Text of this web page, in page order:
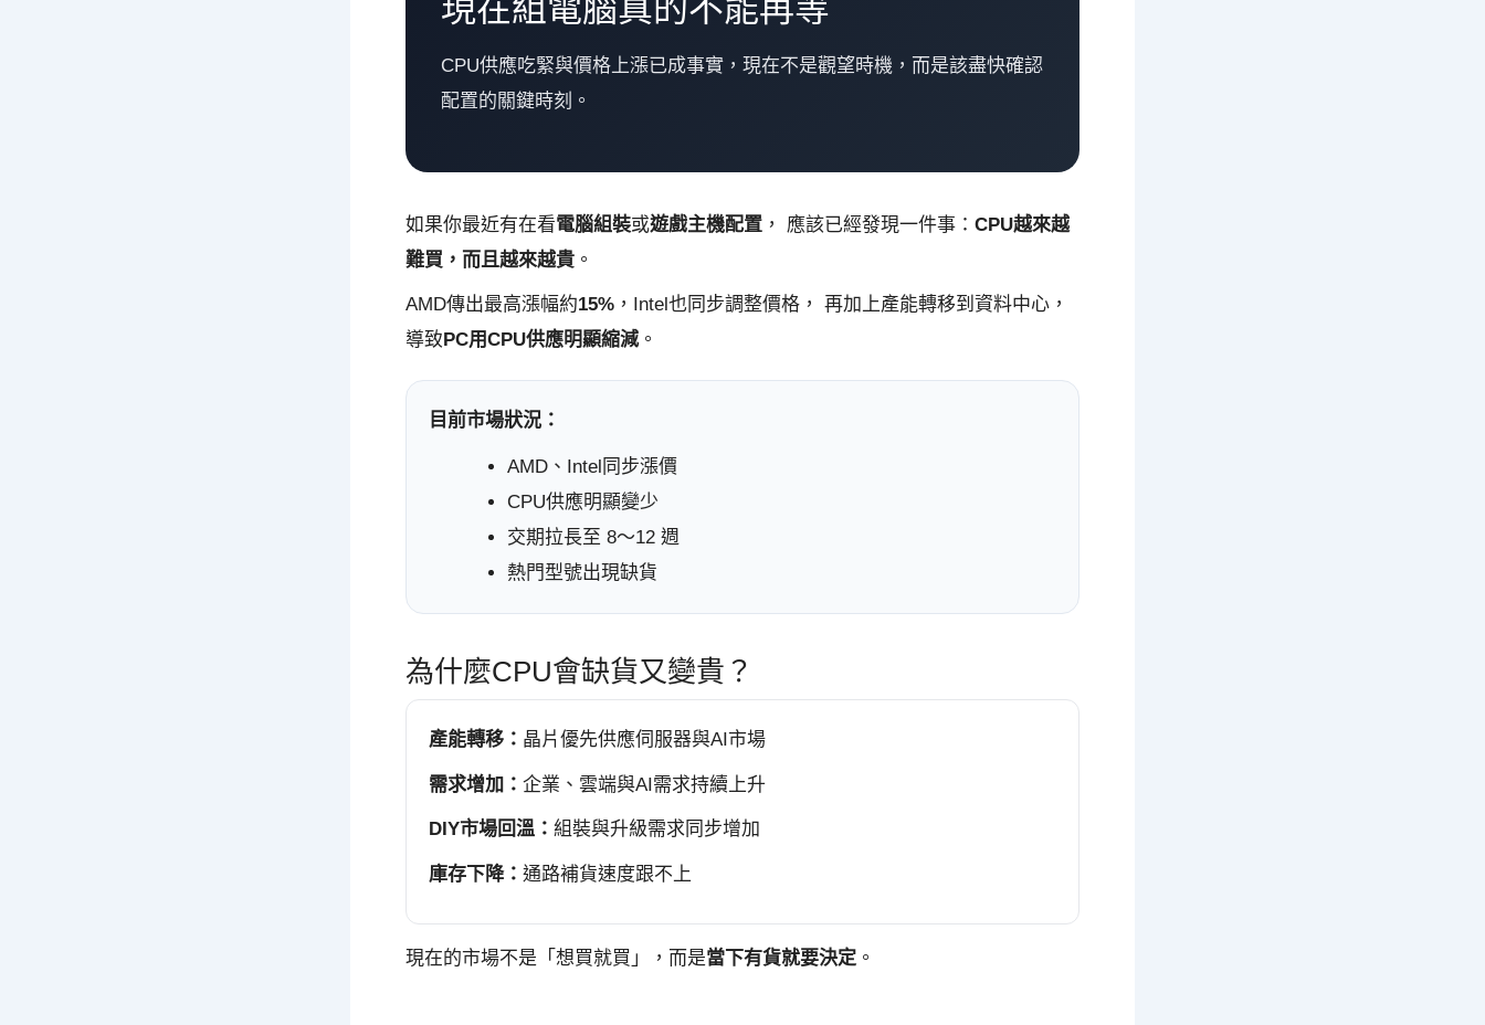
現在組電腦真的不能再等
CPU供應吃緊與價格上漲已成事實，現在不是觀望時機，而是該盡快確認
配置的關鍵時刻。
如果你最近有在看電腦組裝或遊戲主機配置 ， 應該已經發現一件事： CPU越來越
難買，而且越來越貴 。
AMD傳出最高漲幅約15% ，Intel也同步調整價格， 再加上產能轉移到資料中心，
導致 PC用CPU供應明顯縮減。
目前市場狀況：
AMD、Intel同步漲價
CPU供應明顯變少
交期拉長至 8～12 週
熱門型號出現缺貨
為什麼CPU會缺貨又變貴？
產能轉移： 晶片優先供應伺服器與AI市場
需求增加： 企業、雲端與AI需求持續上升
DIY市場回溫： 組裝與升級需求同步增加
庫存下降： 通路補貨速度跟不上
現在的市場不是「想買就買」，而是當下有貨就要決定 。